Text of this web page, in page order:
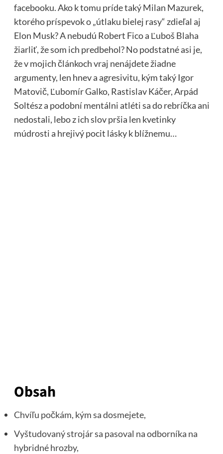
facebooku. Ako k tomu príde taký Milan Mazurek,
ktorého príspevok o „útlaku bielej rasy“ zdieľal aj
Elon Musk? A nebudú Robert Fico a Ľuboš Blaha
žiarliť, že som ich predbehol? No podstatné asi je,
že v mojich článkoch vraj nenájdete žiadne
argumenty, len hnev a agresivitu, kým taký Igor
Matovič, Ľubomír Galko, Rastislav Káčer, Arpád
Soltész a podobní mentálni atléti sa do rebríčka ani
nedostali, lebo z ich slov pršia len kvetinky
múdrosti a hrejivý pocit lásky k blížnemu…
Obsah
Chvíľu počkám, kým sa dosmejete,
Vyštudovaný strojár sa pasoval na odborníka na
hybridné hrozby,